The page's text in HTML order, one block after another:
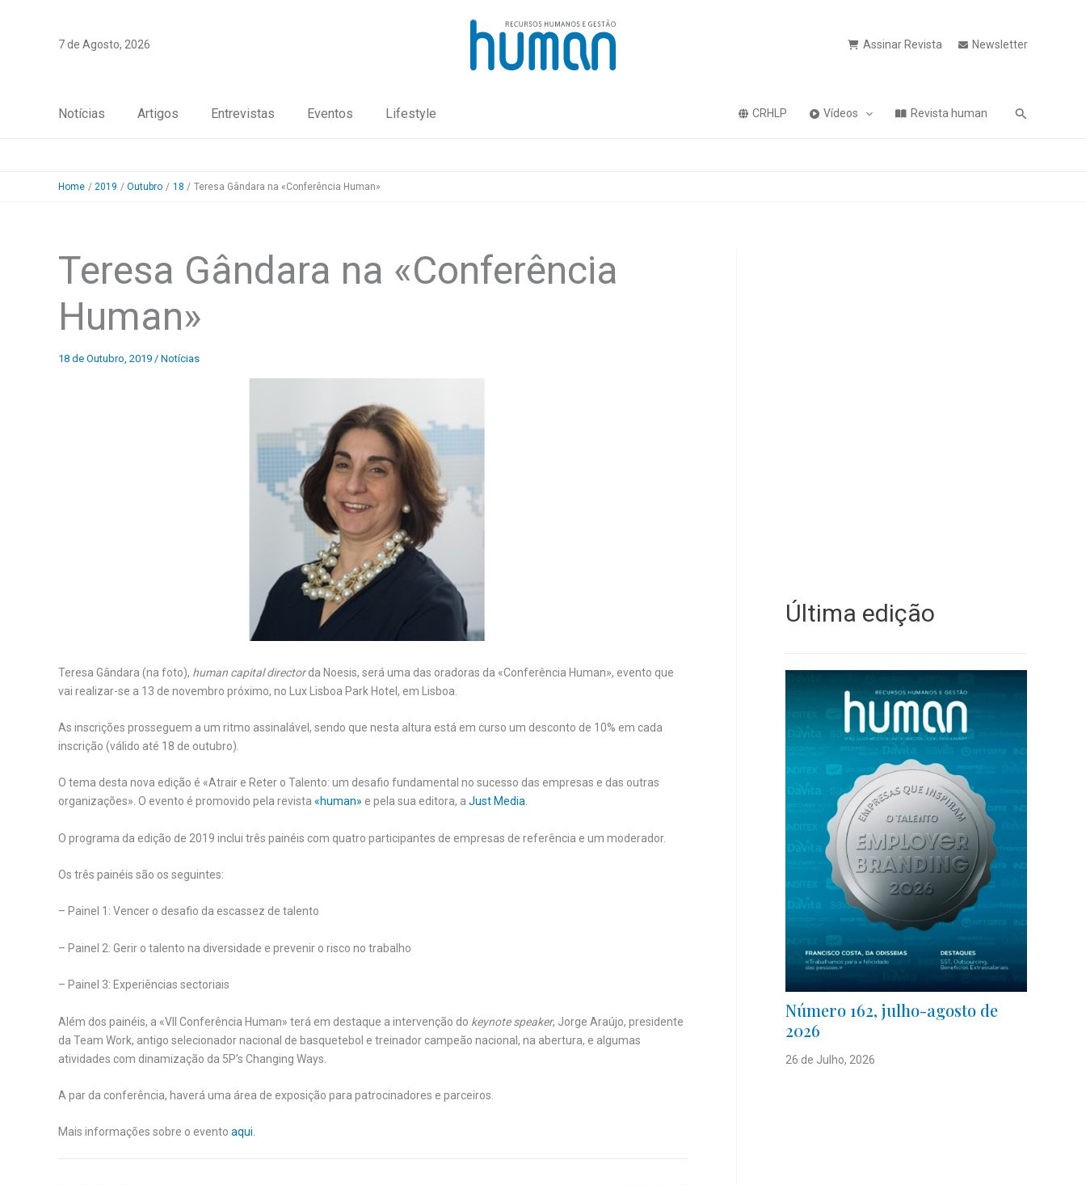
7 de Agosto, 2026 Assinar Revista Newsletter
Notícias Artigos Entrevistas Eventos Lifestyle CRHLP Vídeos Revista human Pesquisa
Home 2019 Outubro 18 Teresa Gândara na «Conferência Human»
Teresa Gândara na «Conferência
Human»
18 de Outubro, 2019 / Notícias
Teresa Gândara (na foto), human capital directorda Noesis, será uma das oradoras da «Conferência Human», evento que
vai realizar-se a 13 de novembro próximo, no Lux Lisboa Park Hotel, em Lisboa.
As inscrições prosseguem a um ritmo assinalável, sendo que nesta altura está em curso um desconto de 10% em cada
inscrição (válido até 18 de outubro).
O tema desta nova edição é «Atrair e Reter o Talento: um desafio fundamental no sucesso das empresas e das outras
organizações». O evento é promovido pela revista «human» e pela sua editora, a Just Media.
O programa da edição de 2019 inclui três painéis com quatro participantes de empresas de referência e um moderador.
Os três painéis são os seguintes:
– Painel 1: Vencer o desafio da escassez de talento
– Painel 2: Gerir o talento na diversidade e prevenir o risco no trabalho
– Painel 3: Experiências sectoriais
Além dos painéis, a «VII Conferência Human» terá em destaque a intervenção do keynote speaker, Jorge Araújo, presidente
da Team Work, antigo selecionador nacional de basquetebol e treinador campeão nacional, na abertura, e algumas
atividades com dinamização da 5P’s Changing Ways.
A par da conferência, haverá uma área de exposição para patrocinadores e parceiros.
Mais informações sobre o evento aqui.
Última edição
Número 162, julho-agosto de
2026
26 de Julho, 2026